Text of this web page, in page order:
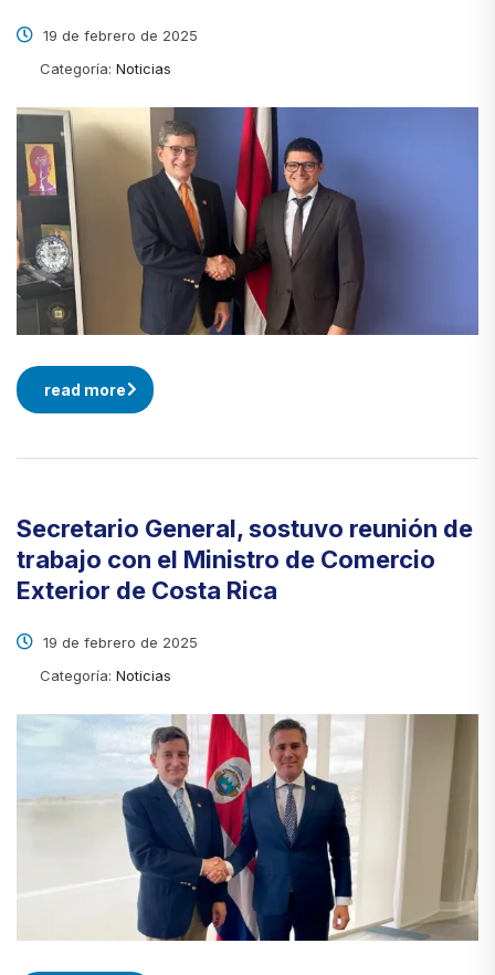
19 de febrero de 2025
Categoría: Noticias
read more
Secretario General, sostuvo reunión de
trabajo con el Ministro de Comercio
Exterior de Costa Rica
19 de febrero de 2025
Categoría: Noticias